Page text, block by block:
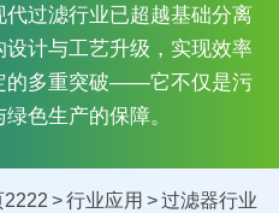
过滤行业已超越基础分离
计与工艺升级，实现效率
的多重突破——它不仅是污
色生产的保障。
2222 行业应用 过滤器行业